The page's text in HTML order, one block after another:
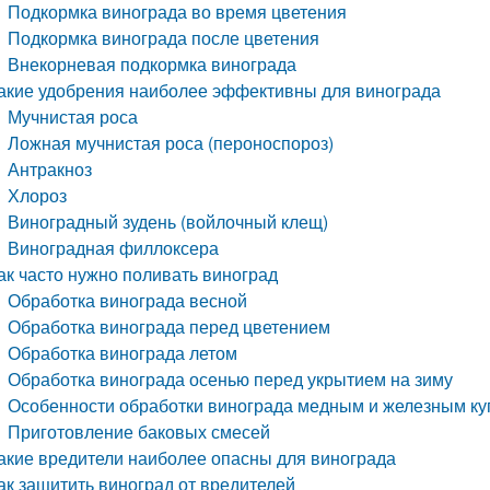
Подкормка винограда во время цветения
Подкормка винограда после цветения
Внекорневая подкормка винограда
удобрения наиболее эффективны для винограда
Мучнистая роса
Ложная мучнистая роса (пероноспороз)
Антракноз
Хлороз
Виноградный зудень (войлочный клещ)
Виноградная филлоксера
часто нужно поливать виноград
Обработка винограда весной
Обработка винограда перед цветением
Обработка винограда летом
Обработка винограда осенью перед укрытием на зиму
Особенности обработки винограда медным и железным
Приготовление баковых смесей
вредители наиболее опасны для винограда
защитить виноград от вредителей